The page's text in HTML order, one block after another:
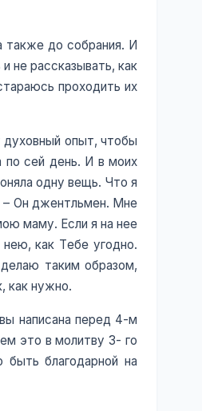
также до собрания. И
не рассказывать, как
проходить их
духовный опыт, чтобы
по сей день. И в моих
одну вещь. Что я
– Он джентльмен. Мне
маму. Если я на нее
как Тебе угодно.
таким образом,
как нужно.
написана перед 4-м
это в молитву 3- го
благодарной на